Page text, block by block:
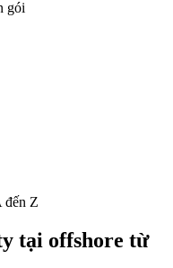
tại offshore từ